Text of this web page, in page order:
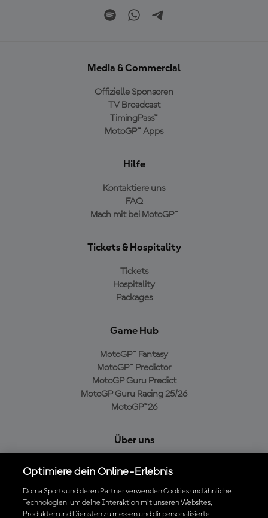
Media & Commercial
Offizielle Sponsoren
TV Broadcast
TimingPass™
MotoGP™ Apps
Hilfe
Kontaktiere uns
FAQ
Mach mit bei MotoGP™
Tickets & Hospitality
Tickets
Hospitality
Packages
Game Hub
MotoGP™ Fantasy
MotoGP™ Predictor
MotoGP Guru Predict
MotoGP Guru Racing 25/26
MotoGP™26
Über uns
Cookie-Richtlinien
Geschäftsbedingungen
Datenschutzrichtlinien
Optimiere dein Online-Erlebnis
Dorna Sports und deren Partner verwenden Cookies und ähnliche
Technologien, um deine Interaktion mit unseren Websites,
Produkten und Diensten zu messen und dir personalisierte